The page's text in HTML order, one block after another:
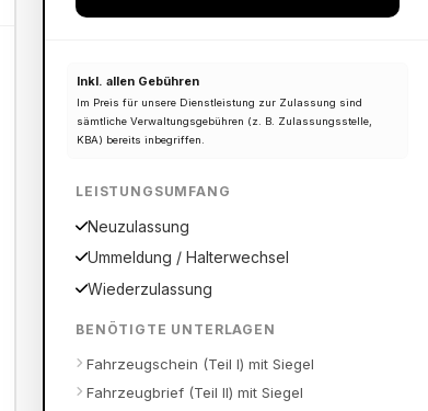
Inkl. allen Gebühren
Im Preis für unsere Dienstleistung zur Zulassung sind
sämtliche Verwaltungsgebühren (z. B. Zulassungsstelle,
KBA) bereits inbegriffen.
LEISTUNGSUMFANG
Neuzulassung
Ummeldung / Halterwechsel
Wiederzulassung
BENÖTIGTE UNTERLAGEN
Fahrzeugschein (Teil I) mit Siegel
Fahrzeugbrief (Teil II) mit Siegel